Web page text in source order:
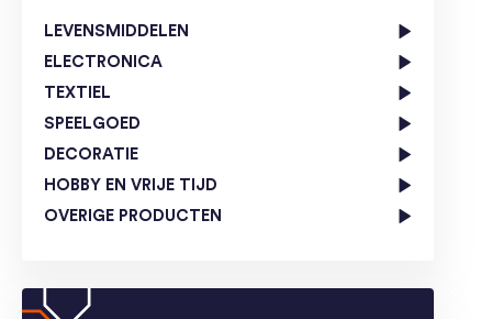
LEVENSMIDDELEN
ELECTRONICA
TEXTIEL
SPEELGOED
DECORATIE
HOBBY EN VRIJE TIJD
OVERIGE PRODUCTEN